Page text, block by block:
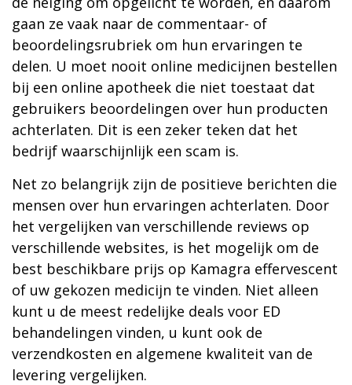
gaan ze vaak naar de commentaar- of
beoordelingsrubriek om hun ervaringen te
delen. U moet nooit online medicijnen bestellen
bij een online apotheek die niet toestaat dat
gebruikers beoordelingen over hun producten
achterlaten. Dit is een zeker teken dat het
bedrijf waarschijnlijk een scam is.
Net zo belangrijk zijn de positieve berichten die
mensen over hun ervaringen achterlaten. Door
het vergelijken van verschillende reviews op
verschillende websites, is het mogelijk om de
best beschikbare prijs op Kamagra effervescent
of uw gekozen medicijn te vinden. Niet alleen
kunt u de meest redelijke deals voor ED
behandelingen vinden, u kunt ook de
verzendkosten en algemene kwaliteit van de
levering vergelijken.